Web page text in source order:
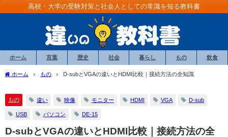
高校・大学の受験対策と社会人としての常識を知る教科書
ホーム 言葉 歴史 社会 暮らし もの 飲食
ホーム もの D-subとVGAの違いとHDMI比較｜接続方法の全知識
もの 違い 映像 モニター HDMI VGA D-sub
USB パソコン DE-15
D-subとVGAの違いとHDMI比較｜接続方法の全